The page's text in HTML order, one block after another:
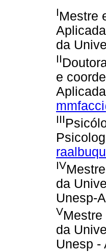
IMestre
da
II
e
III
IV
da
Unesp-
V
da
Unesp -